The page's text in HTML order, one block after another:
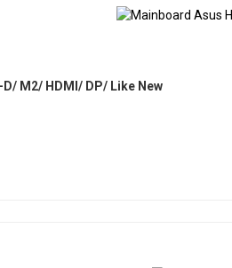
M2/ HDMI/ DP/ Like New